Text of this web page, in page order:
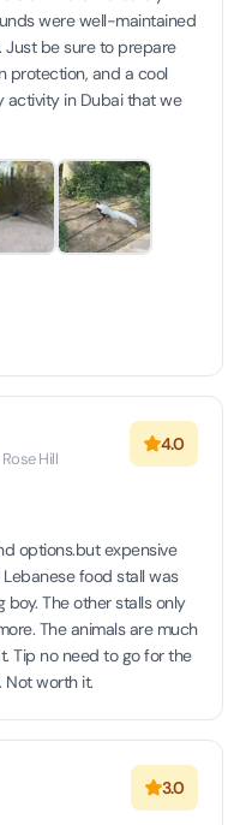
were well-maintained
Just be sure to prepare
protection, and a cool
activity in Dubai that we
Hill
4.0
options.but expensive
food stall was
The other stalls only
The animals are much
Tip no need to go for the
Not worth it.
3.0